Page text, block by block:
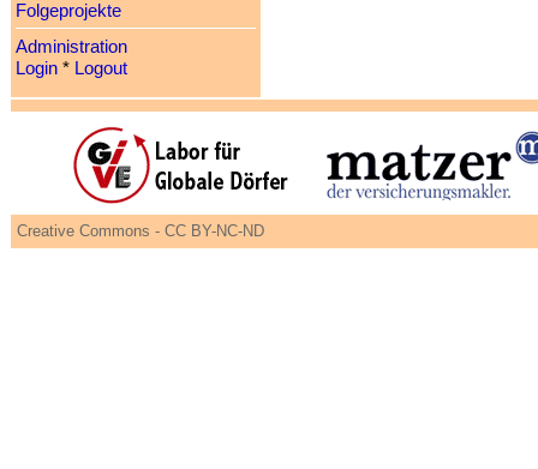
Folgeprojekte
Administration
Login* Logout
Creative Commons - CC BY-NC-ND